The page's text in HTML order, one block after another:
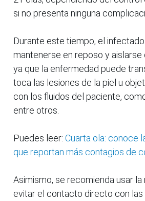
si no presenta ninguna
Durante este tiempo, el
mantenerse en reposo y aislarse
ya que la enfermedad puede
toca las lesiones de la piel u
con los fluidos del paciente,
entre otros.
Puedes leer: Cuarta ola: conoce
que reportan más contagios de
Asimismo, se recomienda usar la
evitar el contacto directo con